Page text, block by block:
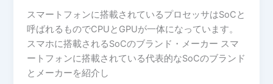
スマートフォンに搭載されているプロセッサはSoCと
呼ばれるものでCPUとGPUが一体になっています。
スマホに搭載されるSoCのブランド・メーカー スマ
ートフォンに搭載されている代表的なSoCのブランド
とメーカーを紹介し